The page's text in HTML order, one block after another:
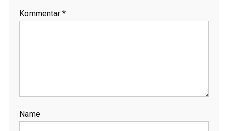
Kommentar *
Name